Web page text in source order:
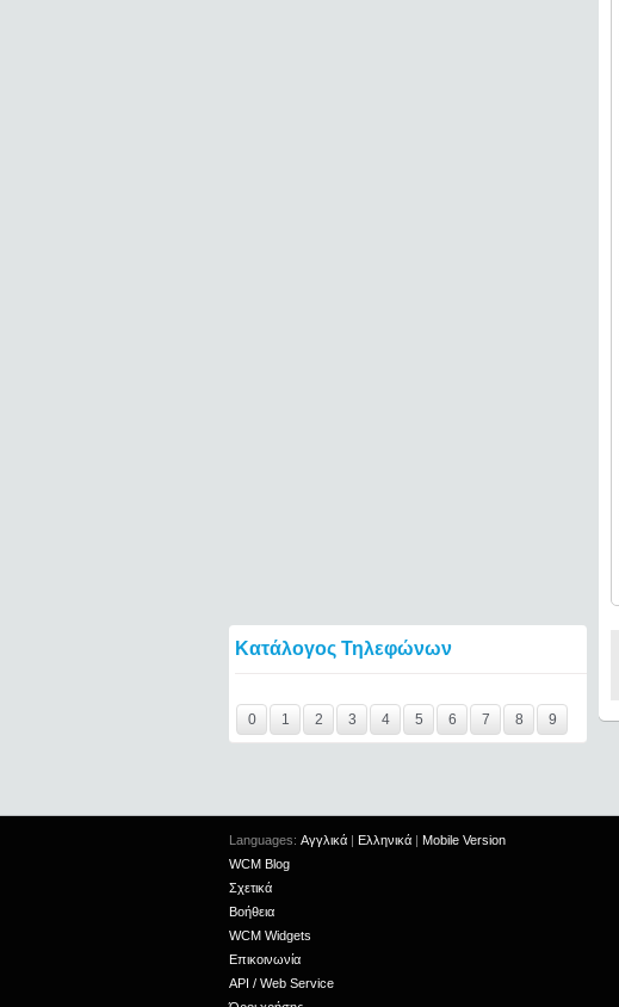
Κατάλογος Τηλεφώνων
0
1 2 3 4 5 6 7 8 9
Languages: Αγγλικά | Ελληνικά | Mobile Version
WCM Blog
Σχετικά
Βοήθεια
WCM Widgets
Επικοινωνία
API / Web Service